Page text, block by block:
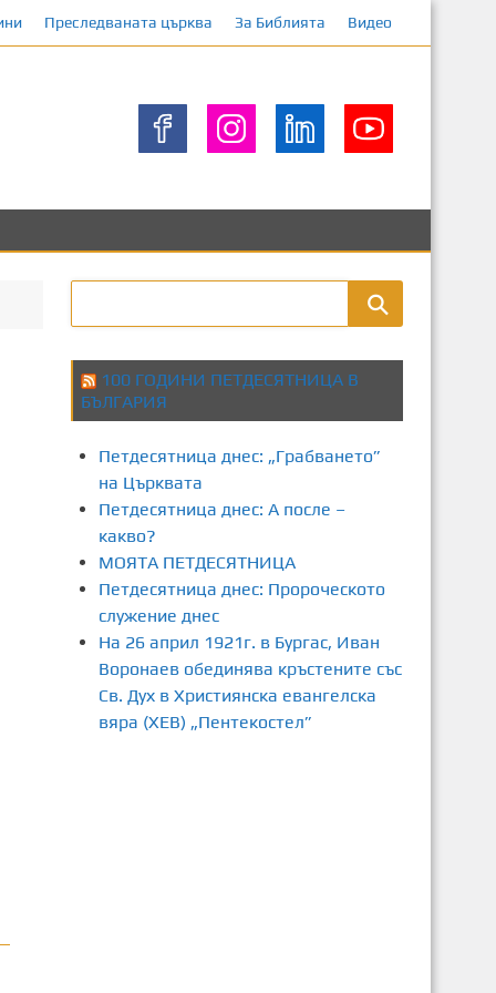
Преследваната църква За Библията Видео
100 ГОДИНИ ПЕТДЕСЯТНИЦА В
БЪЛГАРИЯ
Петдесятница днес: „Грабването”
на Църквата
Петдесятница днес: А после –
какво?
МОЯТА ПЕТДЕСЯТНИЦА
Петдесятница днес: Пророческото
служение днес
На 26 април 1921г. в Бургас, Иван
Воронаев обединява кръстените със
Св. Дух в Християнска евангелска
вяра (ХЕВ) „Пентекостел”